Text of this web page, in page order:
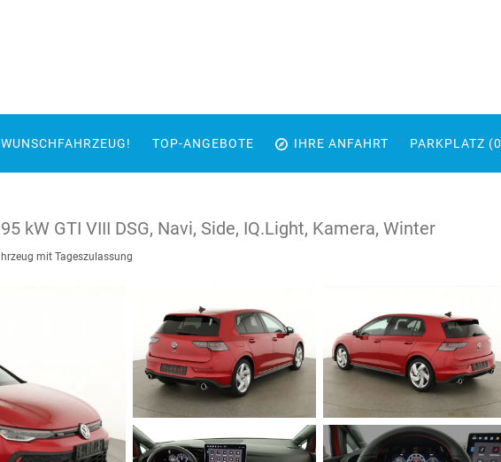
WUNSCHFAHRZEUG! TOP-ANGEBOTE IHRE ANFAHRT PARKPLATZ (0
kW GTI VIII DSG, Navi, Side, IQ.Light, Kamera, Winter
mit Tageszulassung